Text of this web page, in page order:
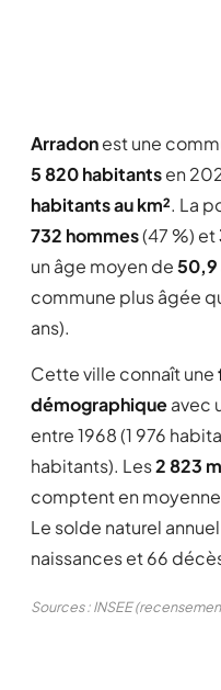
Arradonest une
5 820 habitantsen
habitants au km². La
732 hommes(47 %) et
un âge moyen de50,9
commune plus âgée
ans).
Cette ville connaît une
démographiqueavec
entre 1968 (1 976
habitants). Les2 823
comptent en moyenne
Le solde naturel
naissances et 66
Sources : INSEE